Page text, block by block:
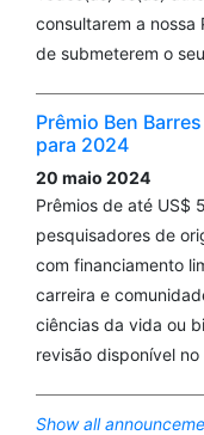
consultarem a nossa
de submeterem o
Prêmio Ben
para 2024
20 maio 2024
Prêmios de até US$
pesquisadores de
com financiamento
carreira e
ciências da vida ou
revisão disponível
Show all